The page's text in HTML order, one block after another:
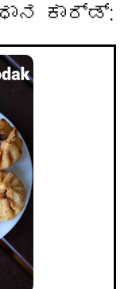
ಕಾರ್ಡ್: